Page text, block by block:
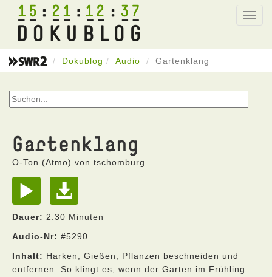
15 21 12 37
Dokublog Audio Gartenklang
Gartenklang
O-Ton (Atmo) von tschomburg
Dauer: 2:30 Minuten
Audio-Nr: #5290
Inhalt: Harken, Gießen, Pflanzen beschneiden und
entfernen. So klingt es, wenn der Garten im Frühling